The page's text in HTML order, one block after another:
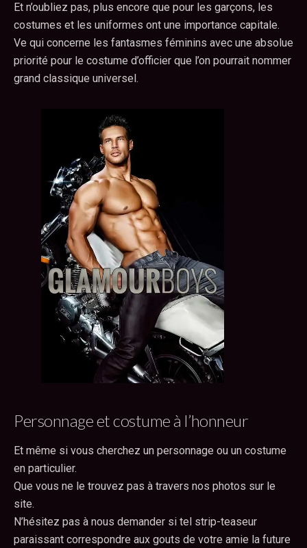
Et n’oubliez pas, plus encore que pour les garçons, les
costumes et les uniformes ont une importance capitale.
Ve qui concerne les fantasmes féminins avec une absolue
priorité pour le costume d’officier que l’on pourrait nommer
grand classique universel.
Personnage et costume à l’honneur
Et même si vous cherchez un personnage ou un costume
en particulier.
Que vous ne le trouvez pas à travers nos photos sur le
site.
N’hésitez pas à nous demander si tel strip-teaseur
paraissant correspondre aux gouts de votre amie la future